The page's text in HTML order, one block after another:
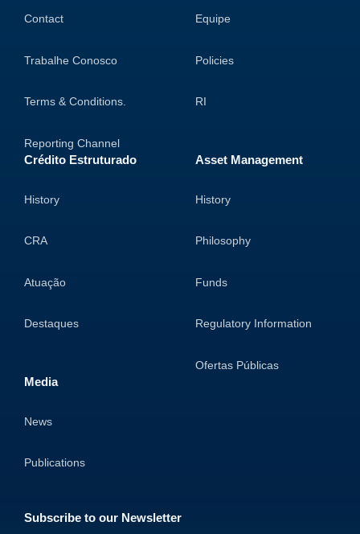
Contact
Trabalhe Conosco
Terms & Conditions.
Reporting Channel
Equipe
Policies
RI
Crédito Estruturado
History
CRA
Atuação
Destaques
Asset Management
History
Philosophy
Funds
Regulatory Information
Ofertas Públicas
Media
News
Publications
Subscribe to our Newsletter